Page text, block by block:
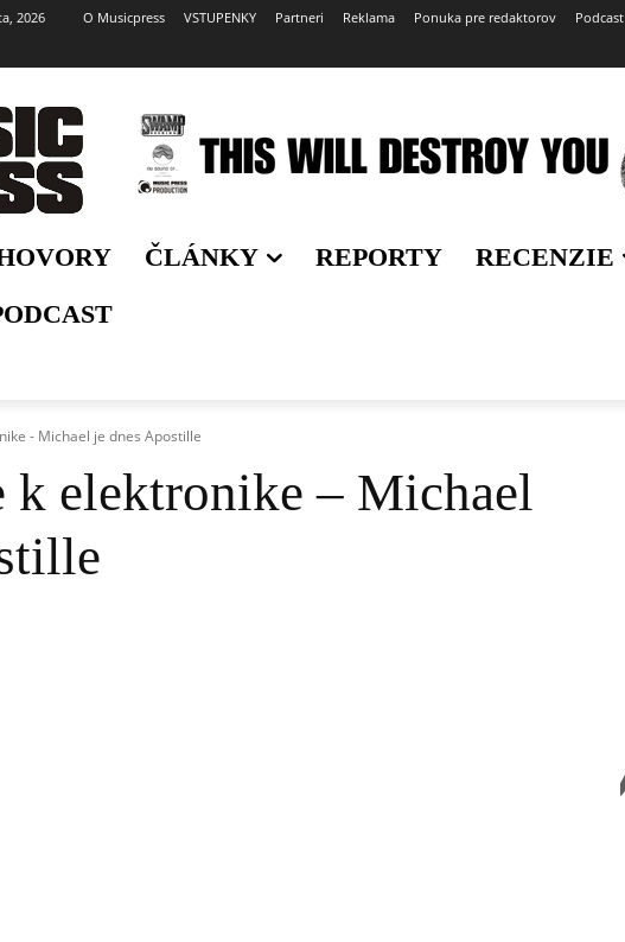
2026 O Musicpress VSTUPENKY Partneri Reklama Ponuka pre redaktorov Podcast
ČLÁNKY REPORTY RECENZIE
- Michael je dnes Apostille
k elektronike – Michael